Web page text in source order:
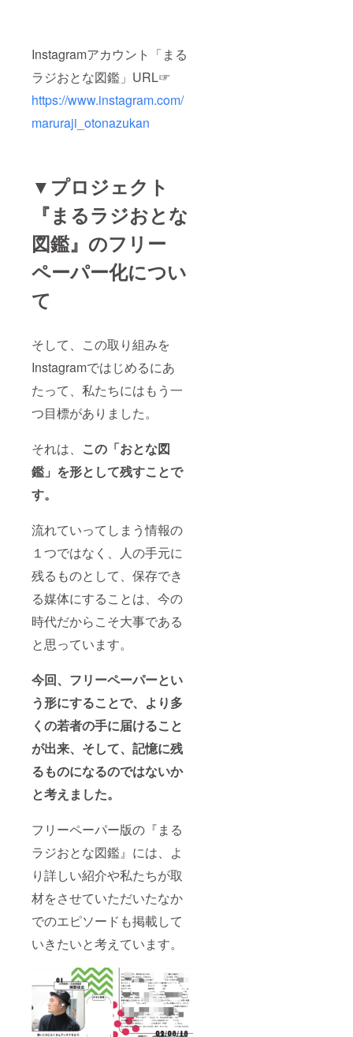
Instagramアカウント「まる
ラジおとな図鑑」URL☞
https://www.instagram.com/
maruraji_otonazukan
▼プロジェクト
『まるラジおとな
図鑑』のフリー
ペーパー化につい
て
そして、この取り組みを
Instagramではじめるにあ
たって、私たちにはもう一
つ目標がありました。
それは、 この「おとな図
鑑」を形として残すことで
す。
流れていってしまう情報の
１つではなく、人の手元に
残るものとして、保存でき
る媒体にすることは、今の
時代だからこそ大事である
と思っています。
今回、フリーペーパーとい
う形にすることで、より多
くの若者の手に届けること
が出来、そして、記憶に残
るものになるのではないか
と考えました。
フリーペーパー版の『まる
ラジおとな図鑑』には、よ
り詳しい紹介や私たちが取
材をさせていただいたなか
でのエピソードも掲載して
いきたいと考えています。